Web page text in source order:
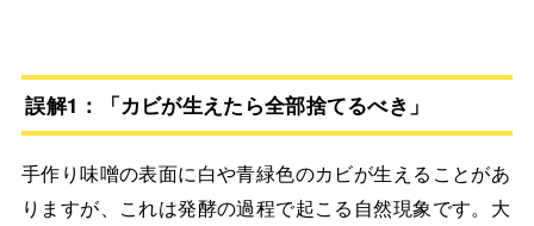
誤解1：「カビが生えたら全部捨てるべき」
手作り味噌の表面に白や青緑色のカビが生えることがあ
りますが、これは発酵の過程で起こる自然現象です。大